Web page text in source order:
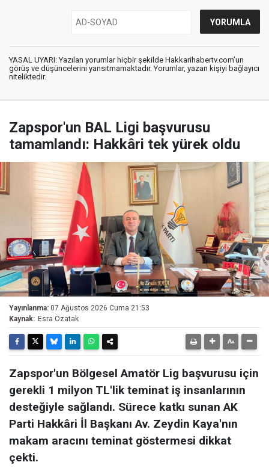
YASAL UYARI: Yazılan yorumlar hiçbir şekilde Hakkarihabertv.com’un
görüş ve düşüncelerini yansıtmamaktadır. Yorumlar, yazan kişiyi bağlayıcı
niteliktedir.
Zapspor'un BAL Ligi başvurusu
tamamlandı: Hakkâri tek yürek oldu
Yayınlanma: 07 Ağustos 2026 Cuma 21:53
Kaynak: Esra Özatak
Zapspor'un Bölgesel Amatör Lig başvurusu için
gerekli 1 milyon TL'lik teminat iş insanlarının
desteğiyle sağlandı. Sürece katkı sunan AK
Parti Hakkâri İl Başkanı Av. Zeydin Kaya'nın
makam aracını teminat göstermesi dikkat
çekti.